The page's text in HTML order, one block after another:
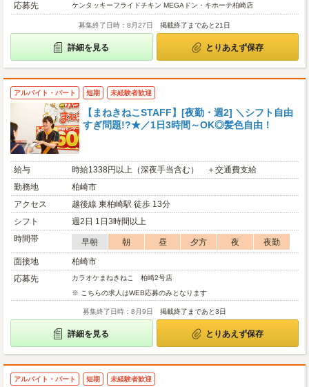
応募先
ケンタッキーフライドチキン MEGAドン・キホーテ柏崎店
募集終了日時：8月27日 掲載終了まであと21日
詳細を見る とりあえず保存
アルバイト・パート 短期 未経験者歓迎
【まねきねこSTAFF】[夜勤・週2] ＼シフト自由
すぎ問題!?★／1日3時間～OK◎髪色自由！
給与
時給1338円以上（深夜手当含む） ＋交通費支給
勤務地
柏崎市
アクセス
越後線 東柏崎駅 徒歩 13分
シフト
週2日 1日3時間以上
時間帯
早朝 朝 昼 夕方 夜
夜勤
面接地
柏崎市
応募先
カラオケまねきねこ 柏崎2号店
※ こちらの求人はWEB応募のみとなります
募集終了日時：8月9日 掲載終了まであと3日
詳細を見る とりあえず保存
アルバイト・パート 短期 未経験者歓迎